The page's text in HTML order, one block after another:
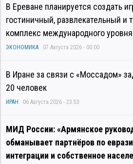
В Ереване планируется создать
гостиничный, развлекательный и
комплекс международного уровня
ЭКОНОМИКА 07 Августа 2026 - 00:00
В Иране за связи с «Моссадом»
20 человек
ИРАН 06 Августа 2026 - 23:53
МИД России: «Армянское
обманывает партнёров по
интеграции и собственное